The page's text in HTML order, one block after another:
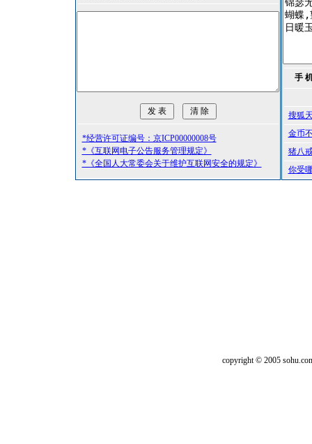
*经营许可证编号：京ICP00000008号
*《互联网电子公告服务管理规定》
*《全国人大常委会关于维护互联网安全的规定》
手
搜狐
金币
猪八
你受
copyright © 2005